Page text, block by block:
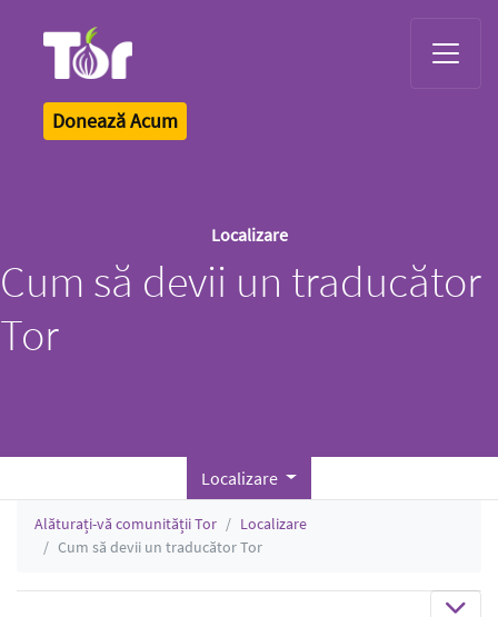
Donează Acum
Localizare
Cum să devii un traducător
Tor
Localizare
Alăturați-vă comunității Tor
Localizare
Cum să devii un traducător Tor